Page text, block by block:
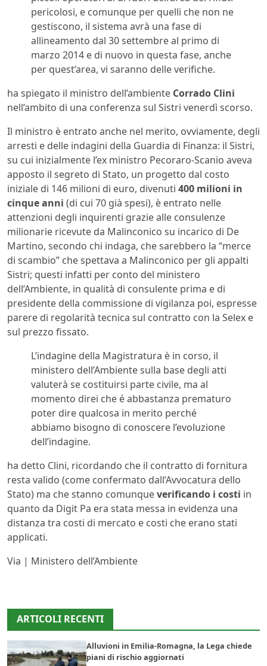
pericolosi, e comunque per quelli che non ne
gestiscono, il sistema avrà una fase di
allineamento dal 30 settembre al primo di
marzo 2014 e di nuovo in questa fase, anche
per quest’area, vi saranno delle verifiche.
ha spiegato il ministro dell’ambiente Corrado Clini
nell’ambito di una conferenza sul Sistri venerdì scorso.
Il ministro è entrato anche nel merito, ovviamente, degli
arresti e delle indagini della Guardia di Finanza: il Sistri,
su cui inizialmente l’ex ministro Pecoraro-Scanio aveva
apposto il segreto di Stato, un progetto dal costo
iniziale di 146 milioni di euro, divenuti 400 milioni in
cinque anni (di cui 70 già spesi), è entrato nelle
attenzioni degli inquirenti grazie alle consulenze
milionarie ricevute da Malinconico su incarico di De
Martino, secondo chi indaga, che sarebbero la “merce
di scambio” che spettava a Malinconico per gli appalti
Sistri; questi infatti per conto del ministero
dell’Ambiente, in qualità di consulente prima e di
presidente della commissione di vigilanza poi, espresse
parere di regolarità tecnica sul contratto con la Selex e
sul prezzo fissato.
L’indagine della Magistratura è in corso, il
ministero dell’Ambiente sulla base degli atti
valuterà se costituirsi parte civile, ma al
momento direi che é abbastanza prematuro
poter dire qualcosa in merito perché
abbiamo bisogno di conoscere l’evoluzione
dell’indagine.
ha detto Clini, ricordando che il contratto di fornitura
resta valido (come confermato dall’Avvocatura dello
Stato) ma che stanno comunqueverificando i costi in
quanto da Digit Pa era stata messa in evidenza una
distanza tra costi di mercato e costi che erano stati
applicati.
Via | Ministero dell’Ambiente
ARTICOLI RECENTI
Alluvioni in Emilia-Romagna, la Lega chiede
piani di rischio aggiornati